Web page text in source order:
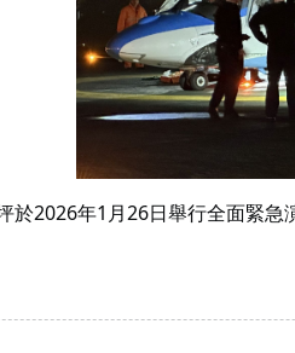
於2026年1月26日舉行全面緊急